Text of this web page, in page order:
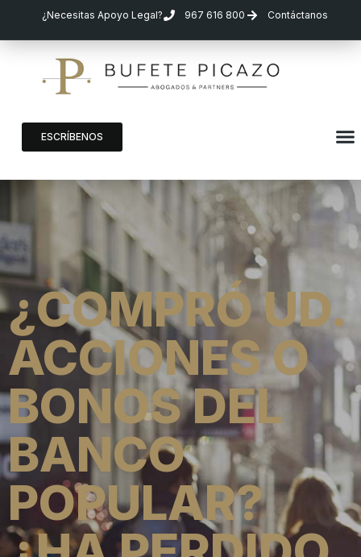
¿Necesitas Apoyo Legal? 967 616 800 Contáctanos
ESCRÍBENOS
¿COMPRÓ UD.
ACCIONES O
BONOS DEL
BANCO
POPULAR?